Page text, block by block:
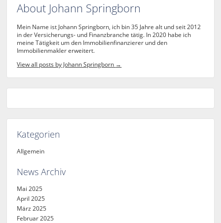
About Johann Springborn
Mein Name ist Johann Springborn, ich bin 35 Jahre alt und seit 2012
in der Versicherungs- und Finanzbranche tätig. In 2020 habe ich
meine Tätigkeit um den Immobilienfinanzierer und den
Immobilienmakler erweitert.
View all posts by Johann Springborn →
Kategorien
Allgemein
News Archiv
Mai 2025
April 2025
März 2025
Februar 2025